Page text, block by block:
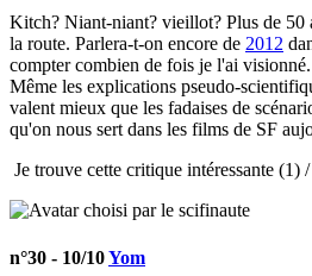
Kitch? Niant-niant? vieillot? Plus de 50
la route. Parlera-t-on encore de 2012
compter combien de fois je l'ai
Même les explications pseudo-
valent mieux que les fadaises de
qu'on nous sert dans les films de SF
Je trouve cette critique intéressante (1) /
n°30 - 10/10Yom